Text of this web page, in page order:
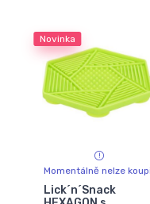
Novinka
Momentálně nelze
Lick´n´Snack